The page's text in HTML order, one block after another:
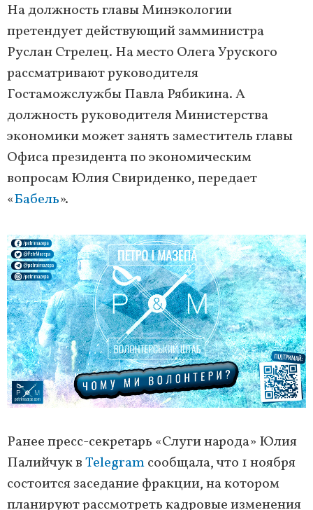
На должность главы Минэкологии
претендует действующий замминистра
Руслан Стрелец. На место Олега Уруского
рассматривают руководителя
Гостаможслужбы Павла Рябикина. А
должность руководителя Министерства
экономики может занять заместитель главы
Офиса президента по экономическим
вопросам Юлия Свириденко, передает
«Бабель».
Ранее пресс-секретарь «Слуги народа» Юлия
Палийчук вTelegramсообщала, что 1 ноября
состоится заседание фракции, на котором
планируют рассмотреть кадровые изменения